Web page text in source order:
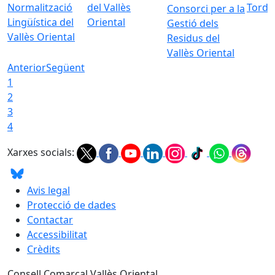
Normalització
Lingüística del
Vallès Oriental
del Vallès
Oriental
Consorci per a la
Gestió dels
Residus del
Vallès Oriental
AnteriorSegüent
1
2
3
4
Xarxes socials:
Avis legal
Protecció de dades
Contactar
Accessibilitat
Crèdits